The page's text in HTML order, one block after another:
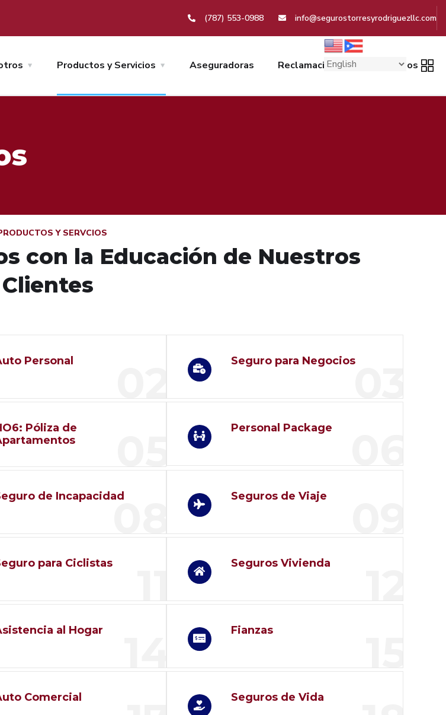
(787) 553-0988 info@segurostorresyrodriguezllc.com
Productos y Servicios Aseguradoras Reclamación Contáctanos
Y SERVCIOS
con la Educación de Nuestros
Clientes
Personal Seguro para Negocios
05
Póliza de
Personal Package
de Incapacidad Seguros de Viaje
para Ciclistas Seguros Vivienda
al Hogar Fianzas
Comercial Seguros de Vida